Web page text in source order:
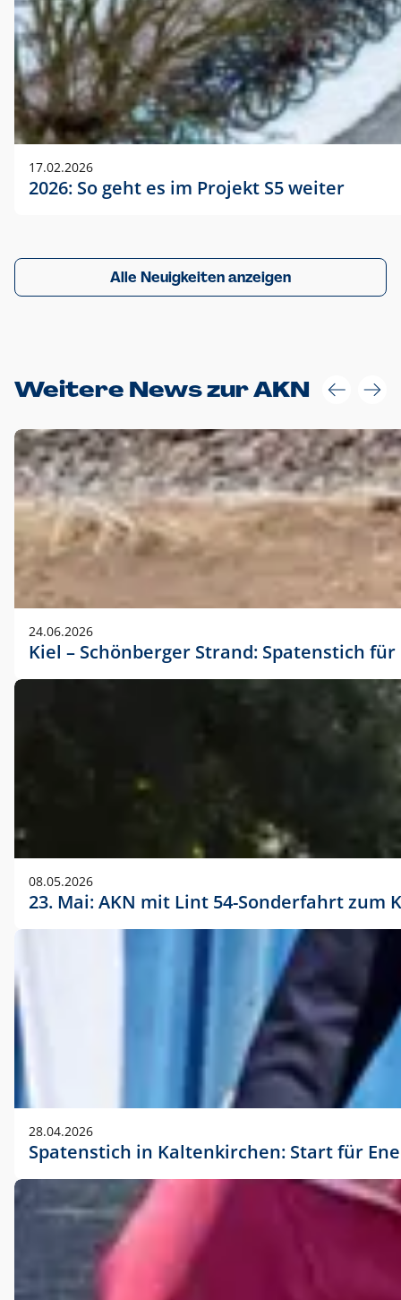
17.02.2026
2026: So geht es im Projekt S5 weiter
Alle Neuigkeiten anzeigen
Weitere News zur AKN
24.06.2026
Kiel – Schönberger Strand: Spatenstich
08.05.2026
23. Mai: AKN mit Lint 54-Sonderfahrt
28.04.2026
Spatenstich in Kaltenkirchen: Start für